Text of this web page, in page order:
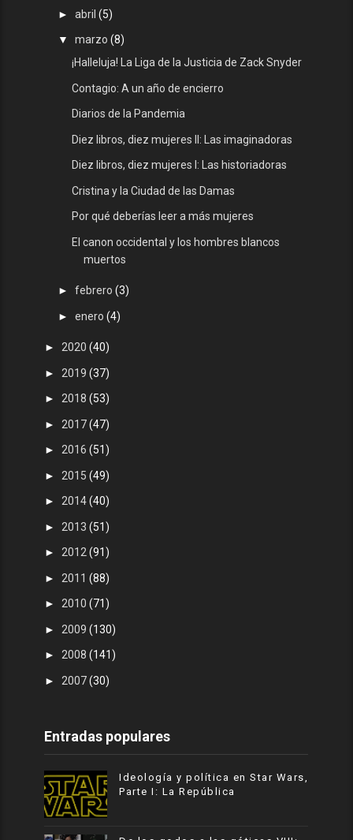
►abril(5)
▼marzo(8)
¡Halleluja! La Liga de la Justicia de Zack Snyder
Contagio: A un año de encierro
Diarios de la Pandemia
Diez libros, diez mujeres II: Las imaginadoras
Diez libros, diez mujeres I: Las historiadoras
Cristina y la Ciudad de las Damas
Por qué deberías leer a más mujeres
El canon occidental y los hombres blancos
muertos
►febrero(3)
►enero(4)
► 2020(40)
► 2019(37)
► 2018(53)
► 2017(47)
► 2016(51)
► 2015(49)
► 2014(40)
► 2013(51)
► 2012(91)
► 2011(88)
► 2010(71)
► 2009(130)
► 2008(141)
► 2007(30)
Entradas populares
Ideología y política en Star Wars,
Parte I: La República